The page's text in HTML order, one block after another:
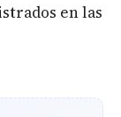
en las